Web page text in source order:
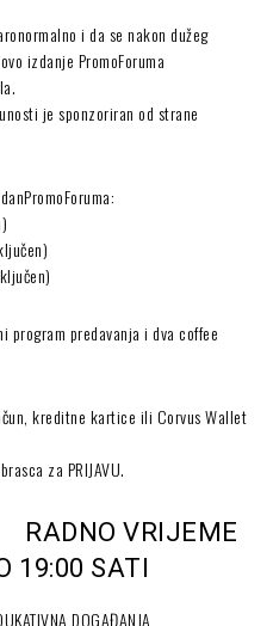
i da se nakon dužeg
izdanje PromoForuma
je sponzoriran od strane
predavanja i dva coffee
kreditne kartice ili Corvus Wallet
za PRIJAVU.
VRIJEME
19:00 SATI
DOGAĐANJA